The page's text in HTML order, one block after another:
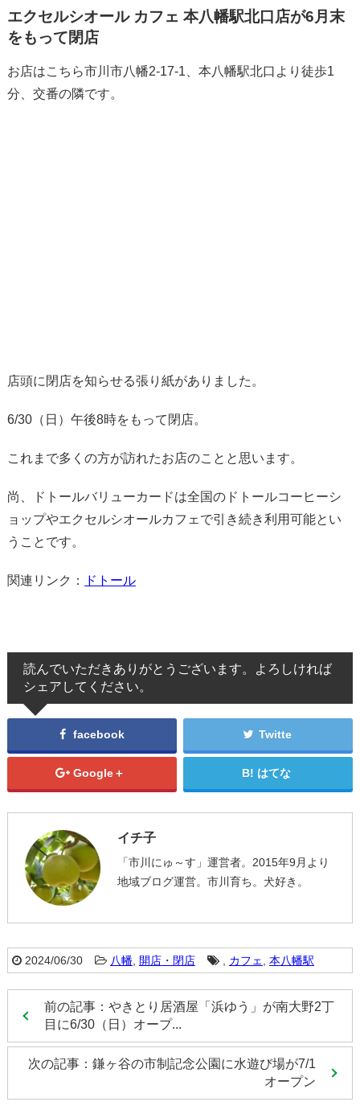
エクセルシオール カフェ 本八幡駅北口店が6月末
をもって閉店
お店はこちら市川市八幡2-17-1、本八幡駅北口より徒歩1
分、交番の隣です。
店頭に閉店を知らせる張り紙がありました。
6/30（日）午後8時をもって閉店。
これまで多くの方が訪れたお店のことと思います。
尚、ドトールバリューカードは全国のドトールコーヒーシ
ョップやエクセルシオールカフェで引き続き利用可能とい
うことです。
関連リンク： ドトール
読んでいただきありがとうございます。よろしければ
シェアしてください。
facebook Twitte
Google＋ はてな
イチ子
「市川にゅ～す」運営者。2015年9月より
地域ブログ運営。市川育ち。犬好き。
2024/06/30 八幡, 開店・閉店 , カフェ 本八幡駅
前の記事：やきとり居酒屋「浜ゆう」が南大野2丁
目に6/30（日）オープ...
次の記事：鎌ヶ谷の市制記念公園に水遊び場が7/1
オープン